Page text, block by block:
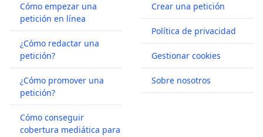
Cómo empezar una
petición en línea
¿Cómo redactar una
petición?
¿Cómo promover una
petición?
Cómo conseguir
cobertura mediática para
Crear una petición
Política de privacidad
Gestionar cookies
Sobre nosotros